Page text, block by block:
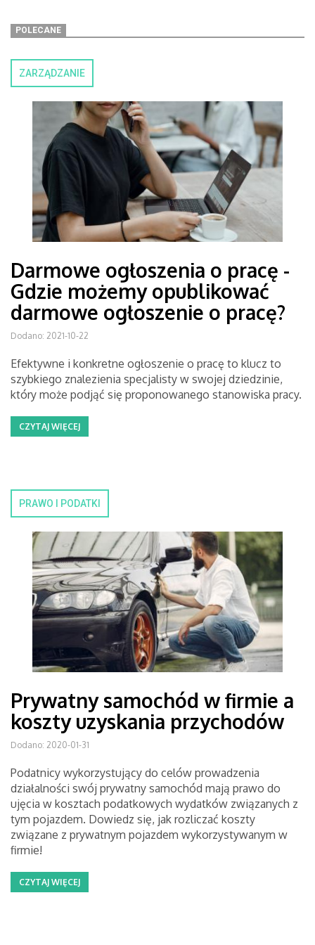
POLECANE
ZARZĄDZANIE
Darmowe ogłoszenia o pracę -
Gdzie możemy opublikować
darmowe ogłoszenie o pracę?
Dodano: 2021-10-22
Efektywne i konkretne ogłoszenie o pracę to klucz to
szybkiego znalezienia specjalisty w swojej dziedzinie,
który może podjąć się proponowanego stanowiska pracy.
CZYTAJ WIĘCEJ
PRAWO I PODATKI
Prywatny samochód w firmie a
koszty uzyskania przychodów
Dodano: 2020-01-31
Podatnicy wykorzystujący do celów prowadzenia
działalności swój prywatny samochód mają prawo do
ujęcia w kosztach podatkowych wydatków związanych z
tym pojazdem. Dowiedz się, jak rozliczać koszty
związane z prywatnym pojazdem wykorzystywanym w
firmie!
CZYTAJ WIĘCEJ